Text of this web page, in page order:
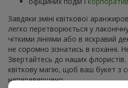
Завдяки зміні квіткової
легко перетворюється у
чіткими лініями або в яскравий
не соромно зізнатись в коханні.
Звертайтесь до наших
квіткову магію, щоб ваш букет з
неперевершено.